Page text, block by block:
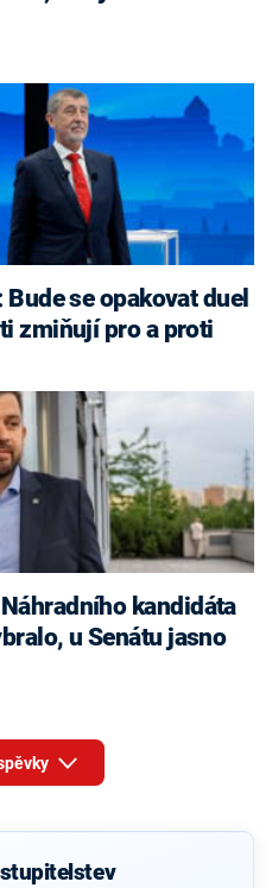
zmiňují pro a proti
kandidáta
u Senátu jasno